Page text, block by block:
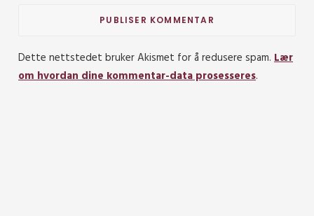
Dette nettstedet bruker Akismet for å redusere spam. Lær
om hvordan dine kommentar-data prosesseres.